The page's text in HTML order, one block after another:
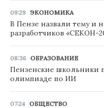
09:29 ЭКОНОМИКА
В Пензе назвали тему и
разработчиков «СЕКОН-
08:36 ОБРАЗОВАНИЕ
Пензенские школьники
олимпиаде по ИИ
07:24 ОБЩЕСТВО